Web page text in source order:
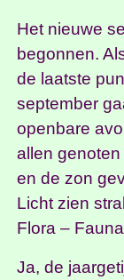
Het nieuwe
begonnen.
de laatste
september
openbare
allen
en de zon
Licht zien
Flora –
Ja, de